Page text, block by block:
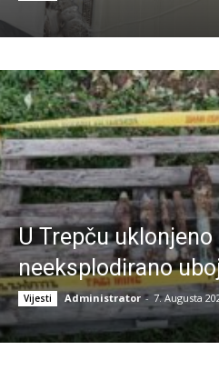
U Trepču uklonjeno
neeksplodirano
Vijesti Administrator - 7. Augusta